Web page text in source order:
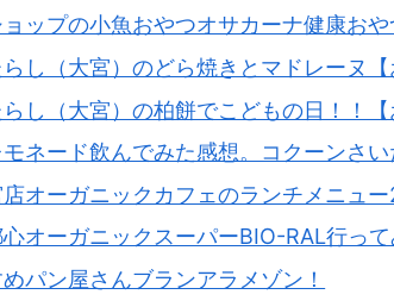
ップの小魚おやつオサカーナ健康おや
し（大宮）のどら焼きとマドレーヌ【
し（大宮）の柏餅でこどもの日！！【
ネード飲んでみた感想。コクーンさい
オーガニックカフェのランチメニュー
オーガニックスーパーBIO-RAL行って
パン屋さんブランアラメゾン！